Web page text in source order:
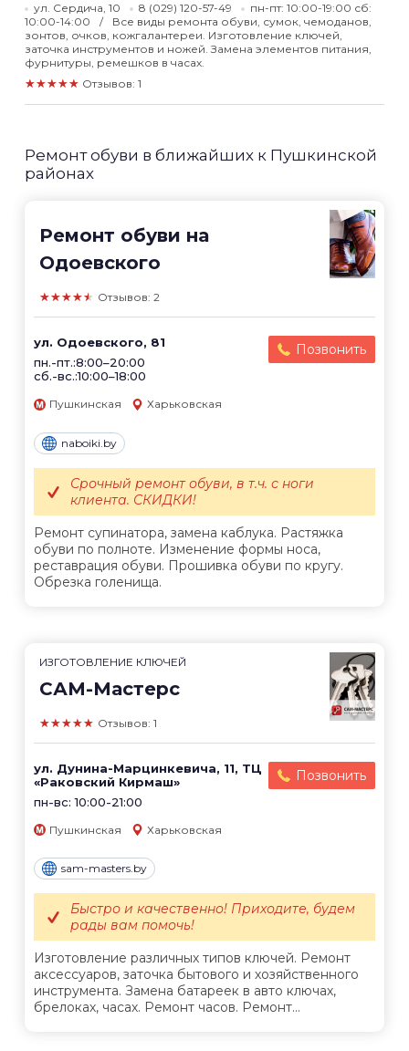
ул. Сердича, 10 8 (029) 120-57-49
пн-пт: 10:00-19:00 сб:
10:00-14:00
Все виды ремонта обуви, сумок, чемоданов,
зонтов, очков, кожгалантереи. Изготовление ключей,
заточка инструментов и ножей. Замена элементов питания,
фурнитуры, ремешков в часах.
★★★★★ Отзывов: 1
Ремонт обуви в ближайших к Пушкинской
районах
Ремонт обуви на
Одоевского
★★★★★ Отзывов: 2
ул. Одоевского, 81
пн.-пт.:8:00–20:00
сб.-вс.:10:00–18:00
Позвонить
Пушкинская Харьковская
naboiki.by
Ремонт супинатора, замена каблука. Растяжка
обуви по полноте. Изменение формы носа,
реставрация обуви. Прошивка обуви по кругу.
Обрезка голенища.
Срочный ремонт обуви, в т.ч. с ноги
клиента. СКИДКИ!
ИЗГОТОВЛЕНИЕ КЛЮЧЕЙ
САМ-Мастерс
★★★★★ Отзывов: 1
ул. Дунина-Марцинкевича, 11, ТЦ
«Раковский Кирмаш»
пн-вс: 10:00-21:00
Позвонить
Пушкинская Харьковская
sam-masters.by
Изготовление различных типов ключей. Ремонт
аксессуаров, заточка бытового и хозяйственного
инструмента. Замена батареек в авто ключах,
брелоках, часах. Ремонт часов. Ремонт...
Быстро и качественно! Приходите, будем
рады вам помочь!